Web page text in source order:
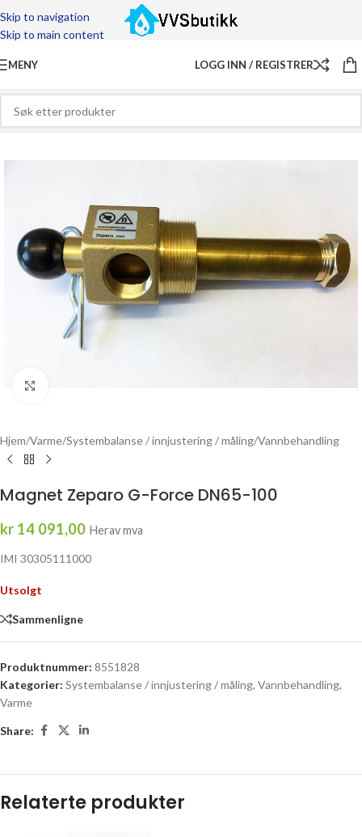
Skip to navigation
Skip to main content
MENY LOGG INN / REGISTRER
Hjem/Varme/Systembalanse / innjustering / måling/Vannbehandling
Magnet Zeparo G-Force DN65-100
kr 14 091,00 Herav mva
IMI 30305111000
Utsolgt
Sammenligne
Produktnummer: 8551828
Kategorier: Systembalanse / innjustering / måling, Vannbehandling,
Varme
Share:
Relaterte produkter